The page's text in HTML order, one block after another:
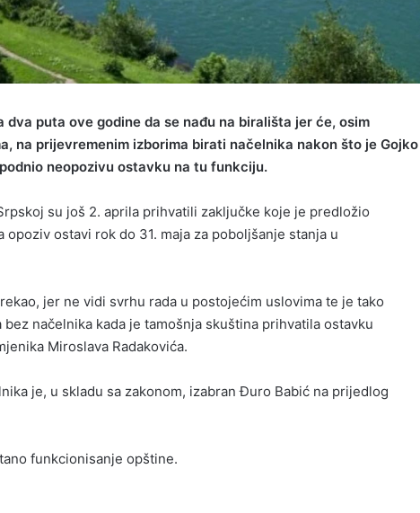
dva puta ove godine da se nađu na birališta jer će, osim
na prijevremenim izborima birati načelnika nakon što je Gojko
neopozivu ostavku na tu funkciju.
su još 2. aprila prihvatili zaključke koje je predložio
ostavi rok do 31. maja za poboljšanje stanja u
jer ne vidi svrhu rada u postojećim uslovima te je tako
načelnika kada je tamošnja skuština prihvatila ostavku
Miroslava Radakovića.
je, u skladu sa zakonom, izabran Đuro Babić na prijedlog
funkcionisanje opštine.